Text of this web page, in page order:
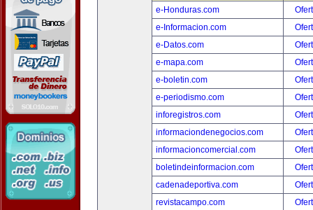
e-Honduras.com
e-Informacion.com
e-Datos.com
e-mapa.com
e-boletin.com
e-periodismo.com
inforegistros.com
informaciondenegocios.com
informacioncomercial.com
boletindeinformacion.com
cadenadeportiva.com
revistacampo.com